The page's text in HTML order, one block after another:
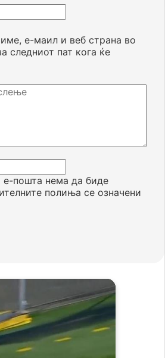
е-пошта нема да биде
полиња се означени
е-маил и веб страна во
следниот пат кога ќе